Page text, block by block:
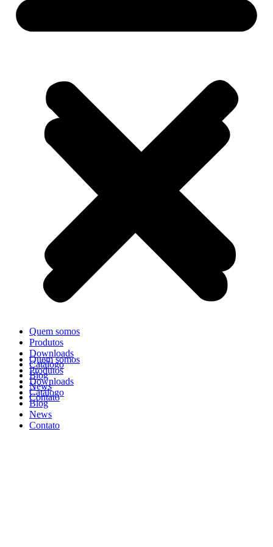
Quem somos
Produtos
Downloads
Catálogo
Blog
News
Contato
Quem somos
Produtos
Downloads
Catálogo
Blog
News
Contato